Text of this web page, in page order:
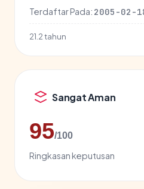
Terdaftar Pada: 2005-02-
21.2 tahun
Sangat Aman
95/100
Ringkasan keputusan